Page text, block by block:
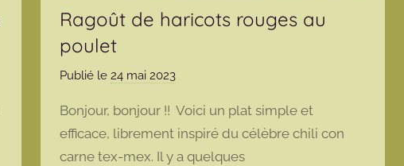
Ragoût de haricots rouges au
poulet
Publié le 24 mai 2023p
r
m
a
Bonjour, bonjour !! Voici un plat simple et
efficace, librement inspiré du célèbre chili con
carne tex-mex. Il y a quelques